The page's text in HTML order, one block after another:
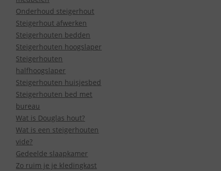
Onderhoud steigerhout
Steigerhout afwerken
Steigerhouten bedden
Steigerhouten hoogslaper
Steigerhouten
halfhoogslaper
Steigerhouten huisjesbed
Steigerhouten bed met
bureau
Wat is Douglas hout?
Wat is een steigerhouten
vide?
Gedeelde slaapkamer
Zo ruim je je kledingkast